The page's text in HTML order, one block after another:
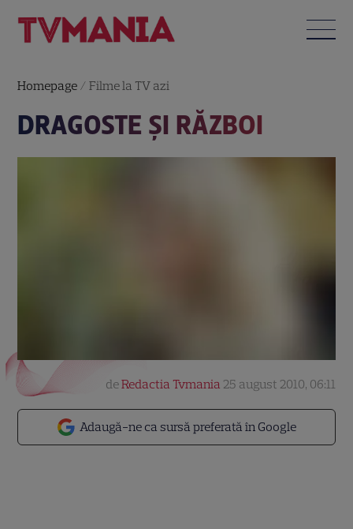
Homepage /Filme la TV azi
DRAGOSTE ŞI RĂZBOI
Adaugă-ne ca sursă preferată în Google
deRedactia Tvmania 25 august 2010, 06:11